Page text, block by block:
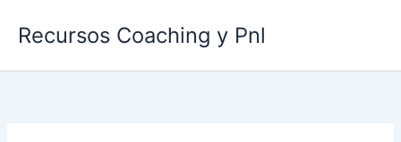
Recursos Coaching y Pnl